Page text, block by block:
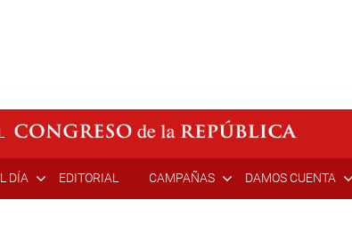
DÍA EDITORIAL CAMPAÑAS DAMOS CUENTA